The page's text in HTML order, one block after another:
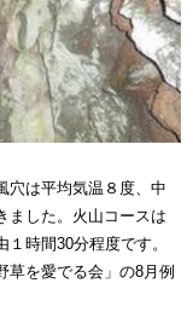
穴は平均気温８度、中
ました。火山コースは
時間30分程度です。
草を愛でる会」の8月例